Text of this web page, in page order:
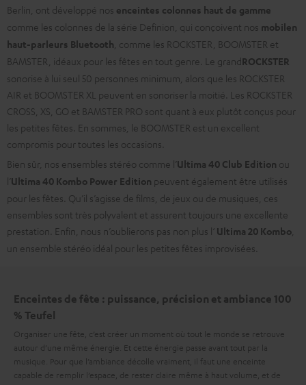
Berlin, ont développé nos enceintes colonnes haut de gamme
comme les colonnes de la série Definion, qui conçoivent nos mobilen
haut-parleurs Bluetooth , comme les ROCKSTER, BOOMSTER et
BAMSTER, idéaux pour les fêtes en tout genre. Le grandROCKSTER
sonorise à lui seul 50 personnes minimum, alors que les ROCKSTER
AIR et BOOMSTER XL peuvent en sonoriser la moitié. Les ROCKSTER
CROSS, XS, GO et BAMSTER PRO sont quant à eux plutôt conçus pour
les petites fêtes. En sommes, le BOOMSTER est un excellent
compromis pour toutes les occasions.
Bien sûr, nos ensembles stéréo comme l’ Ultima 40 Club Edition ou
l’ Ultima 40 Kombo Power Edition peuvent également être utilisés
pour les fêtes. Qu’il s’agisse de films, de jeux ou de musiques, ces
ensembles sont très polyvalent et assurent toujours une excellente
prestation. Enfin, nous n’oublierons pas non plus l‘ Ultima 20 Kombo
un ensemble stéréo idéal pour les petites fêtes improvisées.
Enceintes de fête : puissance, précision et ambiance 100
% Teufel
Organiser une fête, c’est créer un moment où tout le monde se retrouve
autour d’une même énergie. Et cette énergie passe avant tout par la
musique. Pour que l’ambiance décolle vraiment, il faut une enceinte
capable de remplir l’espace, de rester claire même à haut volume, et de